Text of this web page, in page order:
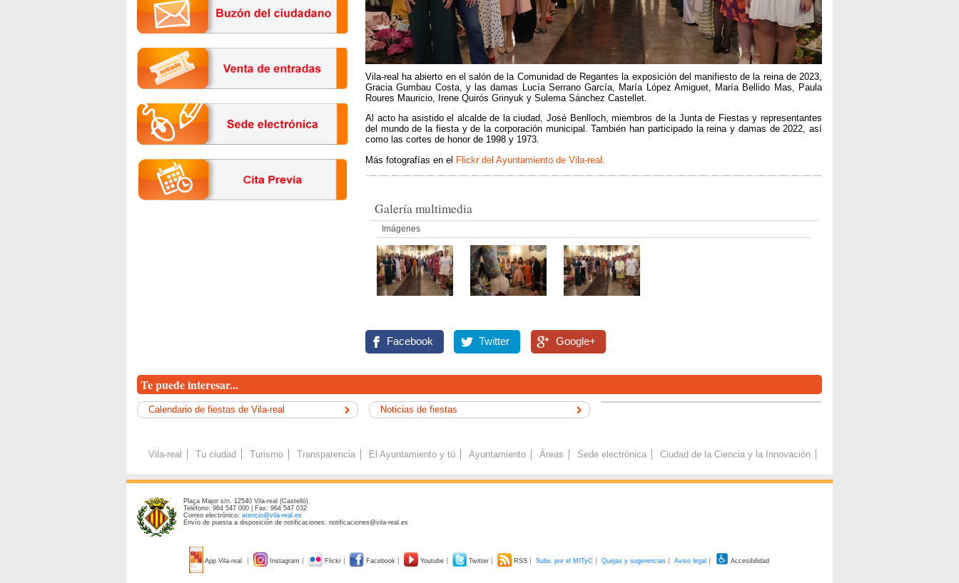
Vila-real ha abierto en el salón de la Comunidad de Regantes la exposición del manifiesto de la reina de 2023,
Gracia Gumbau Costa, y las damas Lucía Serrano García, María López Amiguet, María Bellido Mas, Paula
Roures Mauricio, Irene Quirós Grinyuk y Sulema Sánchez Castellet.
Al acto ha asistido el alcalde de la ciudad, José Benlloch, miembros de la Junta de Fiestas y representantes
del mundo de la fiesta y de la corporación municipal. También han participado la reina y damas de 2022, así
como las cortes de honor de 1998 y 1973.
Más fotografías en el Flickr del Ayuntamiento de Vila-real.
Galería multimedia
Imágenes
Facebook Twitter Google+
Te puede interesar...
Calendario de fiestas de Vila-real Noticias de fiestas
Vila-real Tu ciudad Turismo Transparencia El Ayuntamiento y tú Ayuntamiento Áreas Sede electrónica Ciudad de la Ciencia y la Innovación
Plaça Major s/n. 12540 Vila-real (Castelló)
Teléfono: 964 547 000 | Fax: 964 547 032
Correo electrónico: atencio@vila-real.es
Envío de puesta a disposición de notificaciones: notificaciones@vila-real.es
App Vila-real Instagram Flickr Facebook Youtube Twitter RSS Subv. por el MITyC Quejas y sugerencias Aviso legal Accesibilidad